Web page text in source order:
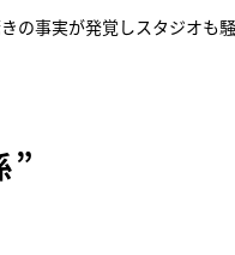
の事実が発覚しスタジオ
”